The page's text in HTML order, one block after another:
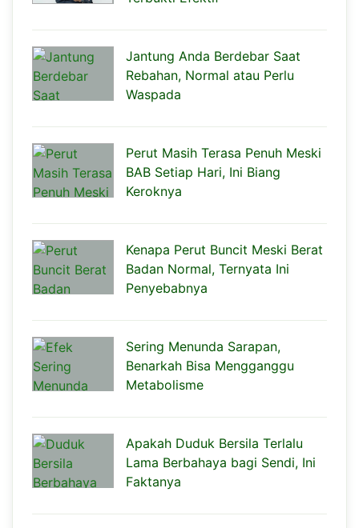
Jantung Anda Berdebar Saat
Rebahan, Normal atau Perlu
Waspada
Perut Masih Terasa Penuh Meski
BAB Setiap Hari, Ini Biang
Keroknya
Kenapa Perut Buncit Meski Berat
Badan Normal, Ternyata Ini
Penyebabnya
Sering Menunda Sarapan,
Benarkah Bisa Mengganggu
Metabolisme
Apakah Duduk Bersila Terlalu
Lama Berbahaya bagi Sendi, Ini
Faktanya